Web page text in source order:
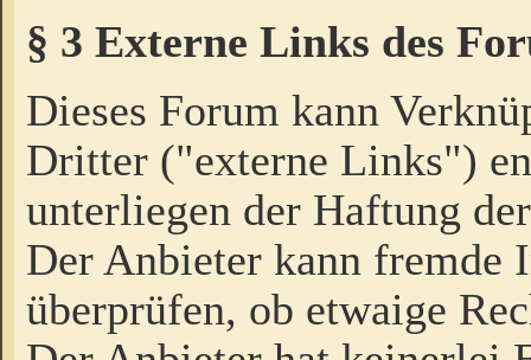
§ 3 Externe Links des
Dieses Forum kann
Dritter ("externe Links")
unterliegen der Haftung
Der Anbieter kann fremde
überprüfen, ob etwaige